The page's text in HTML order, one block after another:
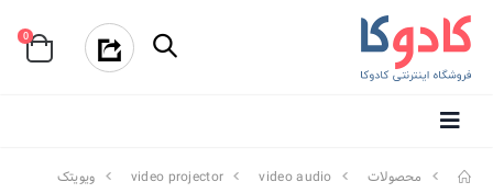
0
محصولات video audio
video projector
ویویتک